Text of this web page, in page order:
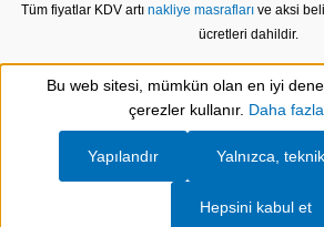
Tüm fiyatlar KDV artı nakliye masrafları ve aksi
ücretleri dahildir.
Show toolbar
Bu web sitesi, mümkün olan en iyi
çerezler kullanır. Daha fazla
Yalnızca,
Yapılandır
Hepsini kabul et